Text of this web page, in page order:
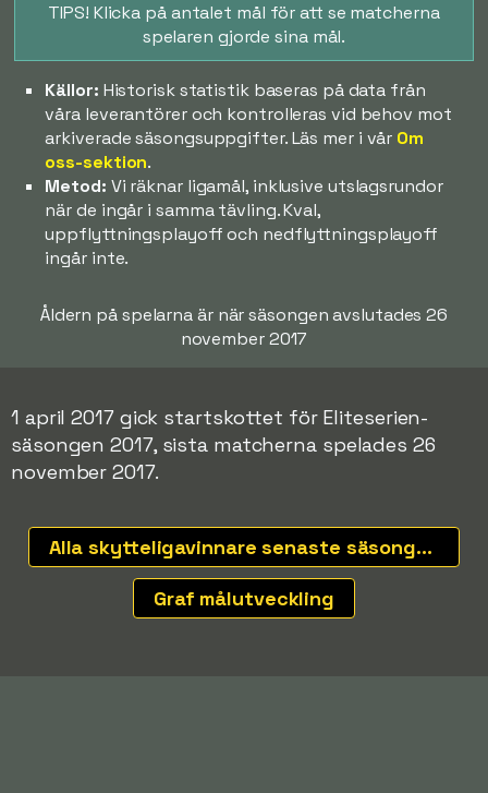
TIPS! Klicka på antalet mål för att se matcherna
spelaren gjorde sina mål.
Källor: Historisk statistik baseras på data från
våra leverantörer och kontrolleras vid behov mot
arkiverade säsongsuppgifter. Läs mer i vår Om
oss-sektion.
Metod: Vi räknar ligamål, inklusive utslagsrundor
när de ingår i samma tävling. Kval,
uppflyttningsplayoff och nedflyttningsplayoff
ingår inte.
Åldern på spelarna är när säsongen avslutades 26
november 2017
1 april 2017 gick startskottet för Eliteserien-
säsongen 2017, sista matcherna spelades 26
november 2017.
Alla skytteligavinnare senaste säsongerna
Graf målutveckling